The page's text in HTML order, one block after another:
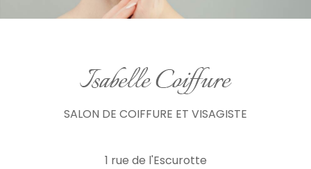
SALON DE COIFFURE ET VISAGISTE
1 rue de l'Escurotte